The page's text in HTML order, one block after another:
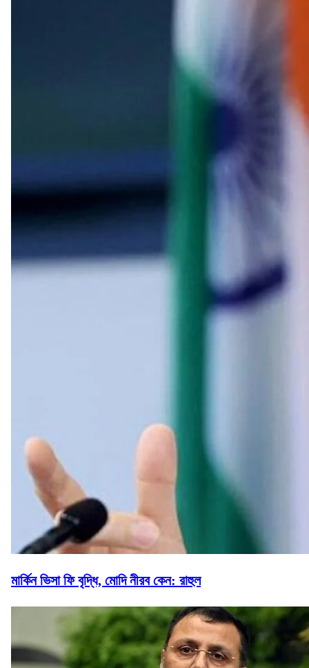
মার্কিন ভিসা ফি বৃদ্ধি, মোদি নীরব কেন: রাহুল